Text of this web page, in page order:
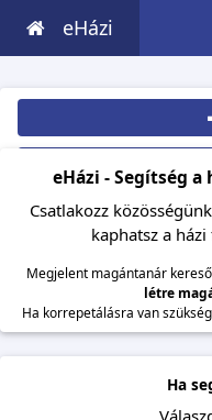
eHázi
eHázi - Segítség
Csatlakozz
kaphatsz a
Megjelent magántanár
létre
Ha korrepetálásra van
Ha